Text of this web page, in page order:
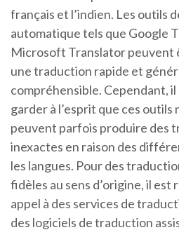
français et l’indien. Les outils
automatique tels que Google
Microsoft Translator peuvent
une traduction rapide et
compréhensible. Cependant,
garder à l’esprit que ces
peuvent parfois produire des
inexactes en raison des
les langues. Pour des
fidèles au sens d’origine, il est
appel à des services de
des logiciels de traduction